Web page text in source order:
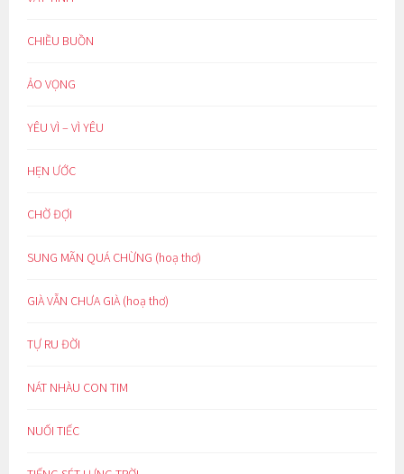
CHIỀU BUỒN
ẢO VỌNG
YÊU VÌ – VÌ YÊU
HẸN ƯỚC
CHỜ ĐỢI
SUNG MÃN QUÁ CHỪNG (hoạ thơ)
GIÀ VẪN CHƯA GIÀ (hoạ thơ)
TỰ RU ĐỜI
NÁT NHÀU CON TIM
NUỐI TIẾC